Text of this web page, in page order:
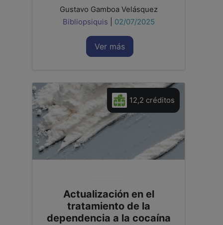
Gustavo Gamboa Velásquez
Bibliopsiquis
02/07/2025
Ver más
12,2 créditos
Actualización en el
tratamiento de la
dependencia a la cocaína